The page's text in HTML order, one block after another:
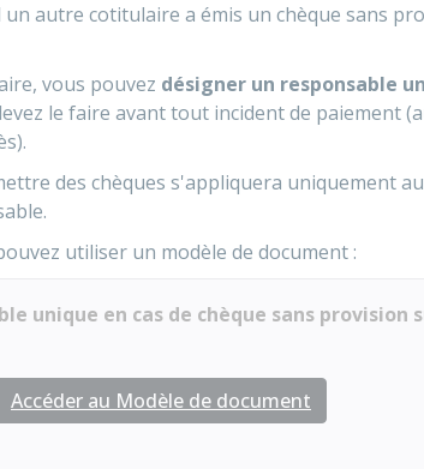
un autre cotitulaire a émis un chèque sans
vous pouvez désigner un responsable
le faire avant tout incident de paiement
des chèques s'appliquera uniquement
utiliser un modèle de document :
unique en cas de chèque sans provision
Accéder au Modèle de document